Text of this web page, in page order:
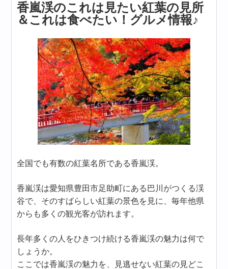
香嵐渓のこれは見たい紅葉の見所
＆これは食べたい！グルメ情報♪
全国でも有数の紅葉名所である香嵐渓。
香嵐渓は愛知県豊田市足助町にある巴川がつくる渓
谷で、そのすばらしい紅葉の景色を見に、毎年他県
からも多くの観光客が訪れます。
長年多くの人をひきつけ続ける香嵐渓の魅力は何で
しょうか。
ここでは香嵐渓の魅力を、見逃せない紅葉の見どこ